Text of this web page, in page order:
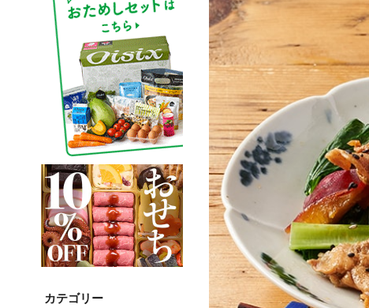
そうじ&キッチン
夏に便利！新商品6点登場
熊本地震への緊急
寄付付き商品取り扱い中
カテゴリー